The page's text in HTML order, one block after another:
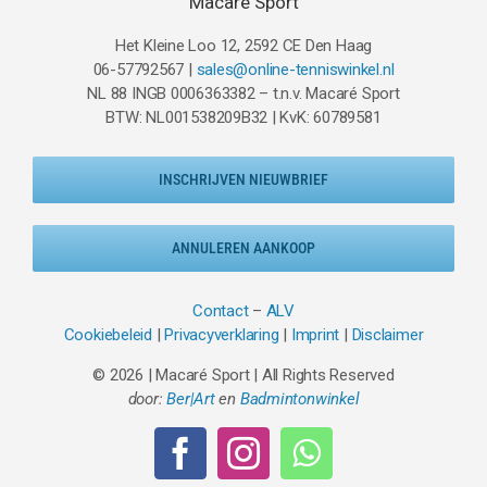
Het Kleine Loo 12, 2592 CE Den Haag
06-57792567 | sales@online-tenniswinkel.nl
NL 88 INGB 0006363382 – t.n.v. Macaré Sport
BTW: NL001538209B32 | KvK: 60789581
INSCHRIJVEN NIEUWBRIEF
ANNULEREN AANKOOP
Contact– ALV
Cookiebeleid |Privacyverklaring | Imprint | Disclaimer
© 2026 | Macaré Sport | All Rights Reserved
door:Ber|Arten Badmintonwinkel